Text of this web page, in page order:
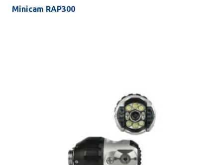
Minicam RAP300